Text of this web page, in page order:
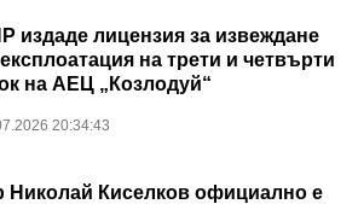
издаде лицензия за извеждане
на трети и четвърти
на АЕЦ „Козлодуй“
20:34:43
Николай Киселков официално е